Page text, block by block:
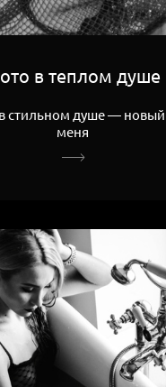
в теплом душе
стильном душе —
меня